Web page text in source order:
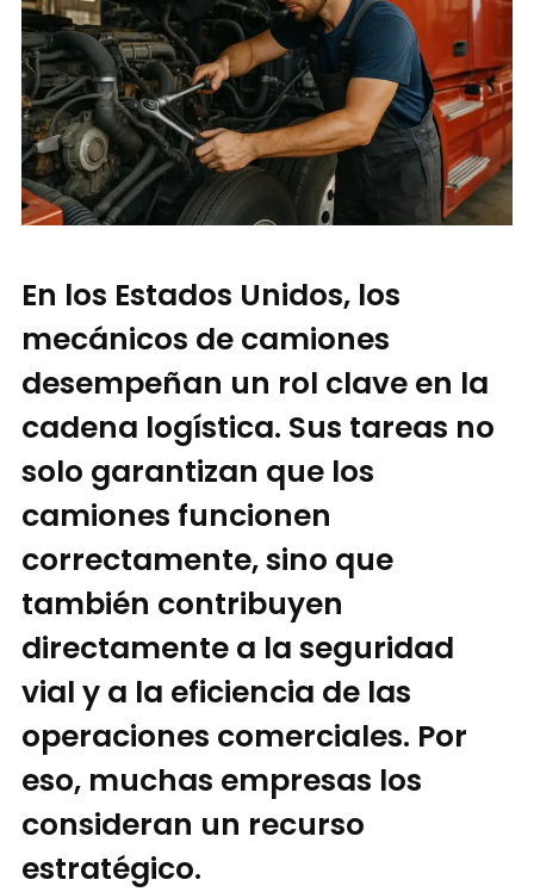
En los Estados Unidos, los
mecánicos de camiones
desempeñan un rol clave en la
cadena logística. Sus tareas no
solo garantizan que los
camiones funcionen
correctamente, sino que
también contribuyen
directamente a la seguridad
vial y a la eficiencia de las
operaciones comerciales. Por
eso, muchas empresas los
consideran un recurso
estratégico.